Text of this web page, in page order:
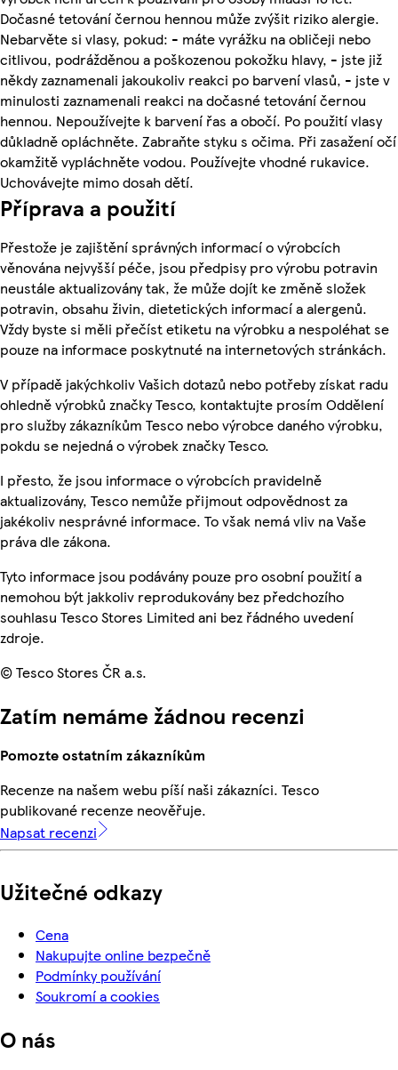
Dočasné tetování černou hennou může zvýšit riziko alergie.
Nebarvěte si vlasy, pokud: - máte vyrážku na obličeji nebo
citlivou, podrážděnou a poškozenou pokožku hlavy, - jste již
někdy zaznamenali jakoukoliv reakci po barvení vlasů, - jste v
minulosti zaznamenali reakci na dočasné tetování černou
hennou. Nepoužívejte k barvení řas a obočí. Po použití vlasy
důkladně opláchněte. Zabraňte styku s očima. Při zasažení očí
okamžitě vypláchněte vodou. Používejte vhodné rukavice.
Uchovávejte mimo dosah dětí.
Příprava a použití
Přestože je zajištění správných informací o výrobcích
věnována nejvyšší péče, jsou předpisy pro výrobu potravin
neustále aktualizovány tak, že může dojít ke změně složek
potravin, obsahu živin, dietetických informací a alergenů.
Vždy byste si měli přečíst etiketu na výrobku a nespoléhat se
pouze na informace poskytnuté na internetových stránkách.
V případě jakýchkoliv Vašich dotazů nebo potřeby získat radu
ohledně výrobků značky Tesco, kontaktujte prosím Oddělení
pro služby zákazníkům Tesco nebo výrobce daného výrobku,
pokdu se nejedná o výrobek značky Tesco.
I přesto, že jsou informace o výrobcích pravidelně
aktualizovány, Tesco nemůže přijmout odpovědnost za
jakékoliv nesprávné informace. To však nemá vliv na Vaše
práva dle zákona.
Tyto informace jsou podávány pouze pro osobní použití a
nemohou být jakkoliv reprodukovány bez předchozího
souhlasu Tesco Stores Limited ani bez řádného uvedení
zdroje.
© Tesco Stores ČR a.s.
Zatím nemáme žádnou recenzi
Pomozte ostatním zákazníkům
Recenze na našem webu píší naši zákazníci. Tesco
publikované recenze neověřuje.
Napsat recenzi
Užitečné odkazy
Cena
Nakupujte online bezpečně
Podmínky používání
Soukromí a cookies
O nás